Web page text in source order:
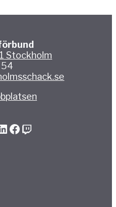
Stockholm
Facebook Twitch